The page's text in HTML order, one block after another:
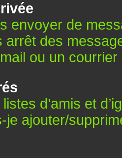
envoyer de
arrêt des
ou un
d’amis et
je ajouter/